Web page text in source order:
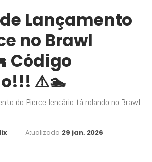
Lançamento
no Brawl
Código
⚠️🏊
do Pierce lendário tá rolando no Brawl
Atualizado 29 jan, 2026